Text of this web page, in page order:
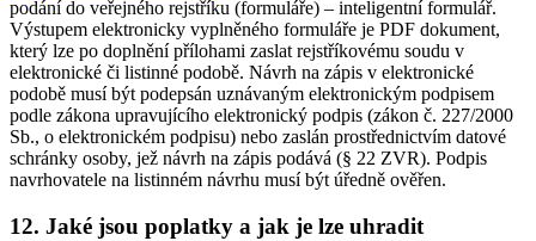
podání do veřejného rejstříku (formuláře) – inteligentní formulář.
Výstupem elektronicky vyplněného formuláře je PDF dokument,
který lze po doplnění přílohami zaslat rejstříkovému soudu v
elektronické či listinné podobě. Návrh na zápis v elektronické
podobě musí být podepsán uznávaným elektronickým podpisem
podle zákona upravujícího elektronický podpis (zákon č. 227/2000
Sb., o elektronickém podpisu) nebo zaslán prostřednictvím datové
schránky osoby, jež návrh na zápis podává (§ 22 ZVR). Podpis
navrhovatele na listinném návrhu musí být úředně ověřen.
12. Jaké jsou poplatky a jak je lze uhradit